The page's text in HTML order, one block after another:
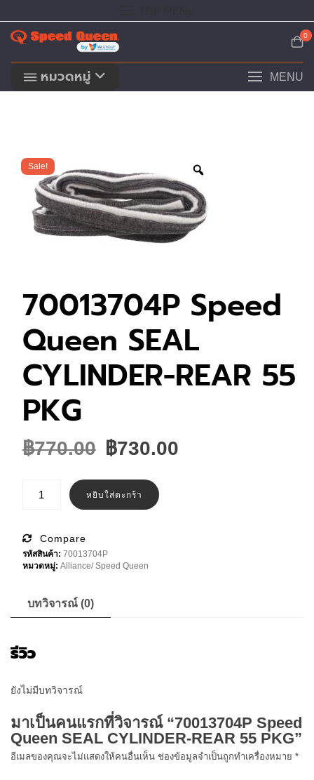
content
0
หมวดหมู่ MENU
Sale!
70013704P Speed
Queen SEAL
CYLINDER-REAR 55
PKG
฿770.00 Original
was:
฿770.00.
฿730.00
70013704P
CYLINDER-
REAR
55
PKG
หยิบใส่ตะกร้า
Compare
รหัสสินค้า: 70013704P
หมวดหมู่: Alliance/ Speed Queen
บทวิจารณ์ (0)
รีวิว
ยังไม่มีบทวิจารณ์
มาเป็นคนแรกที่วิจารณ์ “70013704P Speed
Queen SEAL CYLINDER-REAR 55 PKG”
อีเมลของคุณจะไม่แสดงให้คนอื่นเห็น ช่องข้อมูลจำเป็นถูกทำเครื่องหมาย *